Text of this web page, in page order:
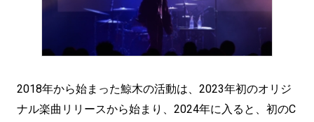
2018年から始まった鯨木の活動は、2023年初のオリジ
ナル楽曲リリースから始まり、2024年に入ると、初のC